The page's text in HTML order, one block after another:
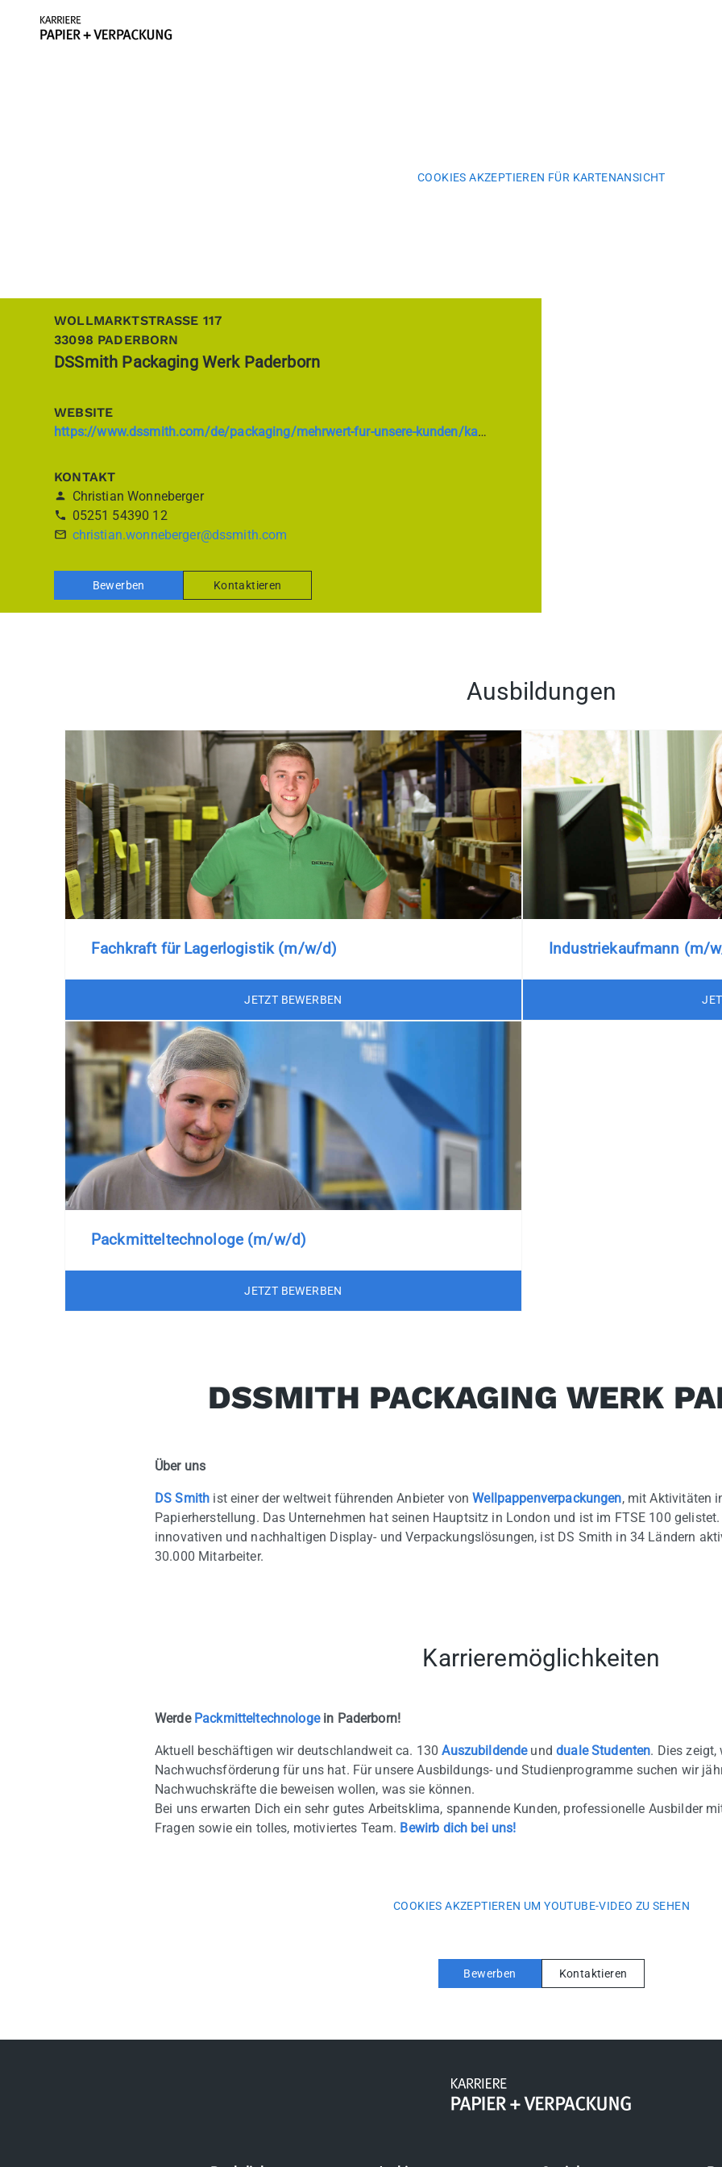
COOKIES AKZEPTIEREN FÜR KARTENANSICHT
WOLLMARKTSTRASSE 117
33098 PADERBORN
DSSmith Packaging Werk Paderborn
WEBSITE
https://www.dssmith.com/de/packaging/mehrwert-fur-unsere-kunden/karriere/schuler/ausbildung
KONTAKT
Christian Wonneberger
05251 54390 12
christian.wonneberger@dssmith.com
Bewerben Kontaktieren
Ausbildungen
Fachkraft für Lagerlogistik (m/w/d)
JETZT BEWERBEN
Industriekaufmann (m/
Packmitteltechnologe (m/w/d)
JETZT BEWERBEN
DSSMITH PACKAGING WERK
Über uns
DS Smith ist einer der weltweit führenden Anbieter vonWellpappenverpackungen, mit Aktivitäten
Papierherstellung. Das Unternehmen hat seinen Hauptsitz in London und ist im FTSE 100
innovativen und nachhaltigen Display- und Verpackungslösungen, ist DS Smith in 34 Ländern
30.000 Mitarbeiter.
Karrieremöglichkeiten
Werde Packmitteltechnologein Paderborn!
Aktuell beschäftigen wir deutschlandweit ca. 130Auszubildendeundduale Studenten. Dies zeigt,
Nachwuchsförderung für uns hat. Für unsere Ausbildungs- und Studienprogramme suchen wir
Nachwuchskräfte die beweisen wollen, was sie können.
Bei uns erwarten Dich ein sehr gutes Arbeitsklima, spannende Kunden, professionelle Ausbilder
Fragen sowie ein tolles, motiviertes Team. Bewirb dich bei uns!
COOKIES AKZEPTIEREN UM YOUTUBE-VIDEO ZU SEHEN
Bewerben Kontaktieren